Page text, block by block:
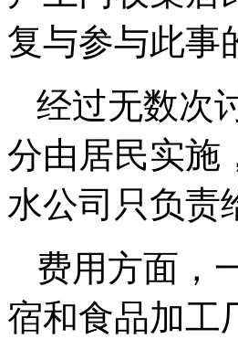
复与参与此事
经过无数次
分由居民实施
水公司只负责
费用方面，
宿和食品加工